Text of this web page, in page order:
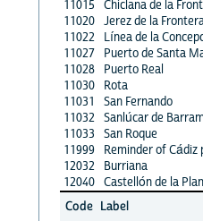
11015
Chiclana de la
11020 Jerez de la
11022
Línea de la
11027
Puerto de Santa
11028
Puerto Real
11030
Rota
11031
San Fernando
11032 Sanlúcar de
11033
San Roque
11999
Reminder of Cádiz
12032
Burriana
12040 Castellón de la
Code Label